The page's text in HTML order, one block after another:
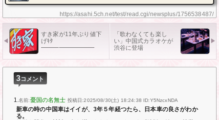
https://asahi.5ch.net/test/read.cgi/newsplus/1756538487/
すき家が11年ぶり値下
げｷﾀ
━━━━━━━━━
「歌わなくても楽し
い」中国式カラオケが
渋谷に登場
3コメント
1.名前:憂国の名無士 投稿日:2025/08/30(土) 18:24:38 ID:Y5NzcxNDA
新車の時の中国車はイイが、3年５年経つたら、日本車の良さがわか
る。